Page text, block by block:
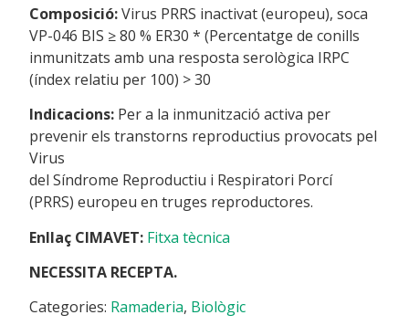
Composició:Virus PRRS inactivat (europeu), soca
VP-046 BIS ≥ 80 % ER30 * (Percentatge de conills
inmunitzats amb una resposta serològica IRPC
(índex relatiu per 100) > 30
Indicacions: Per a la inmunització activa per
prevenir els transtorns reproductius provocats pel
Virus
del Síndrome Reproductiu i Respiratori Porcí
(PRRS) europeu en truges reproductores.
Enllaç CIMAVET: Fitxa tècnica
NECESSITA RECEPTA.
Categories: Ramaderia, Biològic